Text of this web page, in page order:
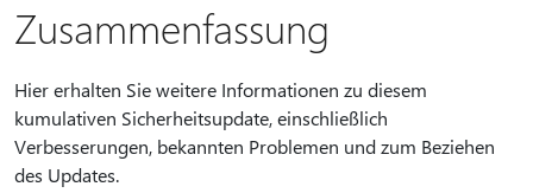
Zusammenfassung
Hier erhalten Sie weitere Informationen zu diesem
kumulativen Sicherheitsupdate, einschließlich
Verbesserungen, bekannten Problemen und zum Beziehen
des Updates.